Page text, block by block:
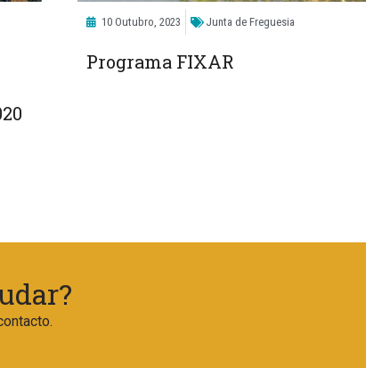
10 Outubro, 2023 Junta de Freguesia
Programa FIXAR